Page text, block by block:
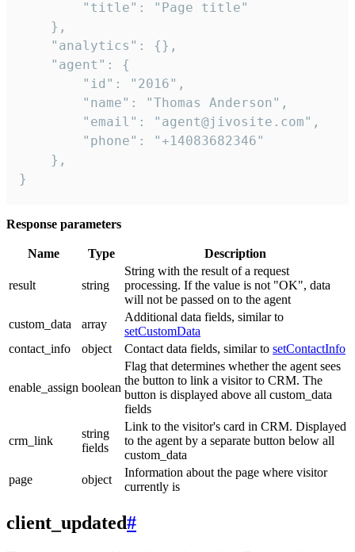
        "title": "Page title"
    },
    "analytics": {},
    "agent": {
        "id": "2016",
        "name": "Thomas Anderson",
        "email": "agent@jivosite.com",
        "phone": "+14083682346"
    },
}
Response parameters
Name Type Description
result string
String with the result of a request
processing. If the value is not "OK", data
will not be passed on to the agent
custom_data
array
Additional data fields, similar to
setCustomData
contact_info
object Contact data fields, similar to setContactInfo
enable_assign boolean
Flag that determines whether the agent sees
the button to link a visitor to CRM. The
button is displayed above all custom_data
fields
crm_link
string
fields
Link to the visitor's card in CRM. Displayed
to the agent by a separate button below all
custom_data
page
object
Information about the page where visitor
currently is
client_updated#